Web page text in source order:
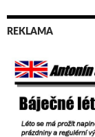
REKLAMA